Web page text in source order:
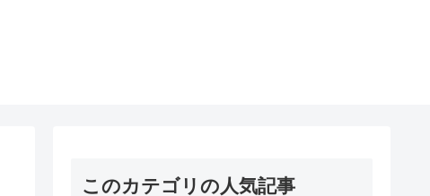
このカテゴリの人気記事